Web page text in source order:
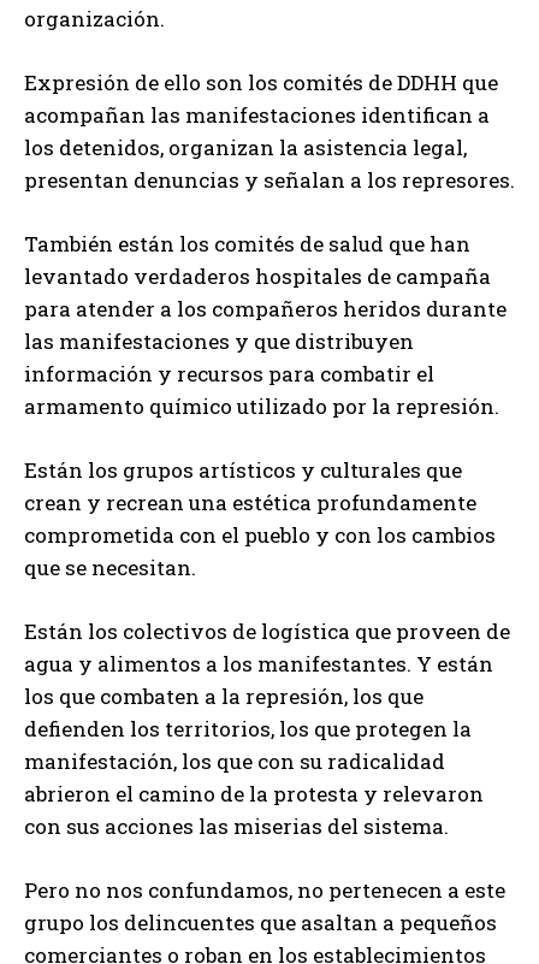
organización.
Expresión de ello son los comités de DDHH que
acompañan las manifestaciones identifican a
los detenidos, organizan la asistencia legal,
presentan denuncias y señalan a los represores.
También están los comités de salud que han
levantado verdaderos hospitales de campaña
para atender a los compañeros heridos durante
las manifestaciones y que distribuyen
información y recursos para combatir el
armamento químico utilizado por la represión.
Están los grupos artísticos y culturales que
crean y recrean una estética profundamente
comprometida con el pueblo y con los cambios
que se necesitan.
Están los colectivos de logística que proveen de
agua y alimentos a los manifestantes. Y están
los que combaten a la represión, los que
defienden los territorios, los que protegen la
manifestación, los que con su radicalidad
abrieron el camino de la protesta y relevaron
con sus acciones las miserias del sistema.
Pero no nos confundamos, no pertenecen a este
grupo los delincuentes que asaltan a pequeños
comerciantes o roban en los establecimientos